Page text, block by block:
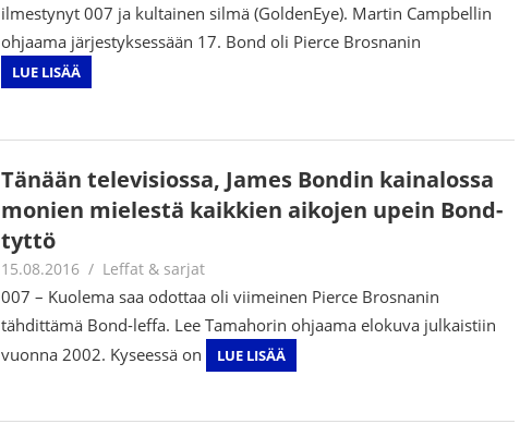
ilmestynyt 007 ja kultainen silmä (GoldenEye). Martin Campbellin
ohjaama järjestyksessään 17. Bond oli Pierce Brosnanin
LUE LISÄÄ
Tänään televisiossa, James Bondin kainalossa
monien mielestä kaikkien aikojen upein Bond-
tyttö
15.08.2016 Juha Kaunisto
Leffat & sarjat
007 – Kuolema saa odottaa oli viimeinen Pierce Brosnanin
tähdittämä Bond-leffa. Lee Tamahorin ohjaama elokuva julkaistiin
vuonna 2002. Kyseessä on
LUE LISÄÄ